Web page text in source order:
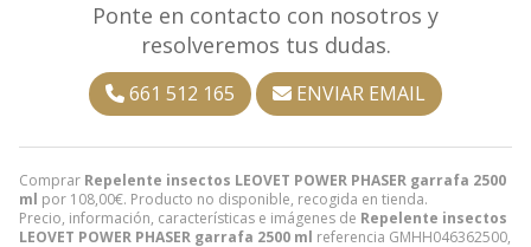
Comprar Repelente insectos LEOVET POWER PHASER garrafa 2500
ml por 108,00€. Producto no disponible, recogida en tienda.
Precio, información, características e imágenes de Repelente insectos
LEOVET POWER PHASER garrafa 2500 ml referencia GMHH046362500,
Ponte en contacto con nosotros y
resolveremos tus dudas.
661 512 165 ENVIAR EMAIL